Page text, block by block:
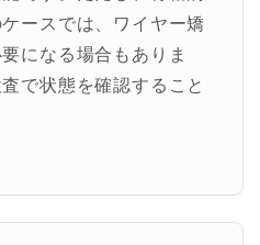
ースでは、ワイヤー矯
になる場合もありま
で状態を確認すること